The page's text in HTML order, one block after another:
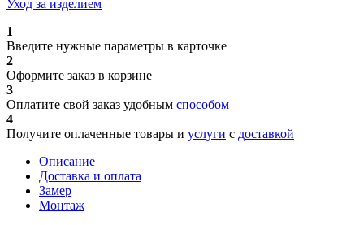
Уход за изделием
1
Введите нужные параметры в карточке
2
Оформите заказ в корзине
3
Оплатите свой заказ удобным способом
4
Получите оплаченные товары и услуги с доставкой
Описание
Доставка и оплата
Замер
Монтаж